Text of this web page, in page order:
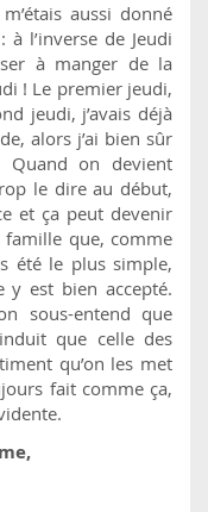
aussi donné
l’inverse de Jeudi
à manger de la
! Le premier jeudi,
jeudi, j’avais déjà
alors j’ai bien sûr
Quand on devient
le dire au début,
et ça peut devenir
famille que, comme
été le plus simple,
y est bien accepté.
sous-entend que
que celle des
qu’on les met
fait comme ça,